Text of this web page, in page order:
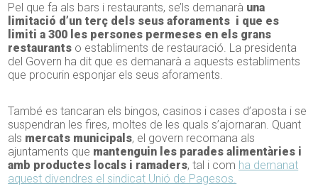
Pel que fa als bars i restaurants, se’ls demanarà una
limitació d’un terç dels seus aforaments i que es
limiti a 300 les persones permeses en els grans
restaurants o establiments de restauració. La presidenta
del Govern ha dit que es demanarà a aquests establiments
que procurin esponjar els seus aforaments.
També es tancaran els bingos, casinos i cases d’aposta i se
suspendran les fires, moltes de les quals s’ajornaran. Quant
als mercats municipals, el govern recomana als
ajuntaments que mantenguin les parades alimentàries i
amb productes locals i ramaders, tal i com ha demanat
aquest divendres el sindicat Unió de Pagesos.